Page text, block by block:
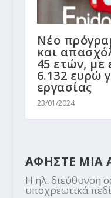
Νέο
και
45 ετών, με
6.132 ευρώ
εργασίας
23/01/2024
ΑΦΗΣΤΕ ΜΙΑ
Η ηλ. διεύθυνση
υποχρεωτικά